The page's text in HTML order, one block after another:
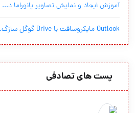
آموزش ایجاد و نمایش تصاویر پانوراما د...
Outlook مایکروسافت با Drive گوگل سازگ...
پست های تصادفی